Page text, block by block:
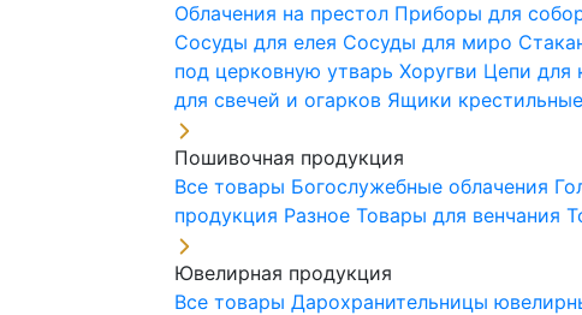
Облачения на престол Приборы для
Сосуды для елея Сосуды для миро
под церковную утварьХоругви Цепи для
для свечей и огарков Ящики крестильные
Пошивочная продукция
Все товары Богослужебные облачения
продукция РазноеТовары для венчания
Ювелирная продукция
Все товарыДарохранительницы